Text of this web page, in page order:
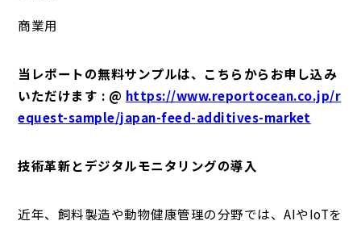
商業用
当レポートの無料サンプルは、こちらからお申し込み
いただけます : @ https://www.reportocean.co.jp/r
equest-sample/japan-feed-additives-market
技術革新とデジタルモニタリングの導入
近年、飼料製造や動物健康管理の分野では、AIやIoTを